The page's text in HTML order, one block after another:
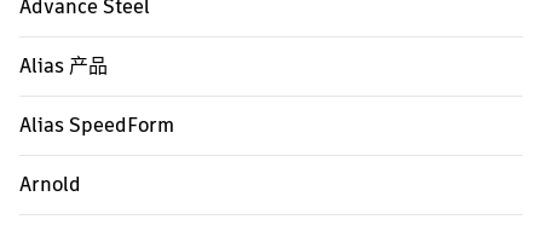
Advance Steel
Alias 产品
Alias SpeedForm
Arnold